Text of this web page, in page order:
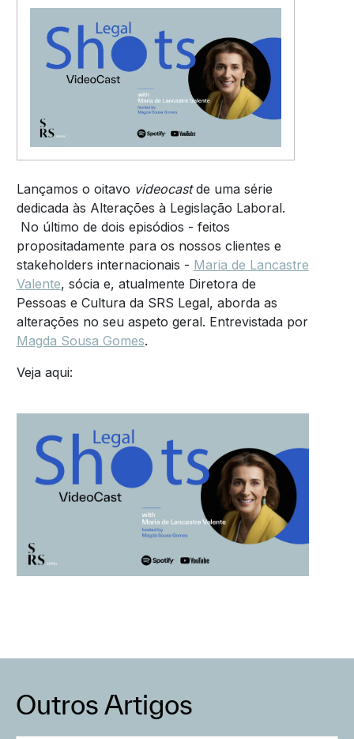
Lançamos o oitavo videocastde uma série
dedicada às Alterações à Legislação Laboral.
No último de dois episódios - feitos
propositadamente para os nossos clientes e
stakeholders internacionais - Maria de Lancastre
Valente, sócia e, atualmente Diretora de
Pessoas e Cultura da SRS Legal, aborda as
alterações no seu aspeto geral. Entrevistada por
Magda Sousa Gomes.
Veja aqui:
Outros Artigos